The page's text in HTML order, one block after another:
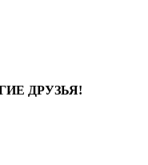
ДРУЗЬЯ!